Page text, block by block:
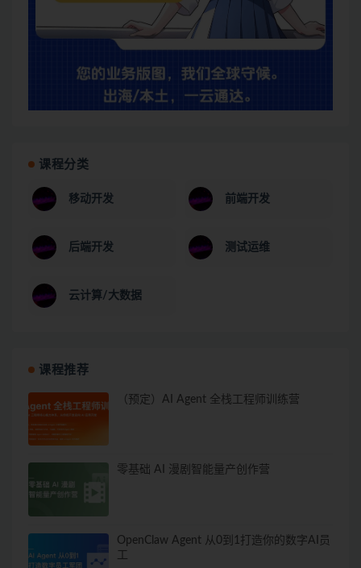
课程分类
移动开发 前端开发
后端开发 测试运维
云计算/大数据
课程推荐
（预定）AI Agent 全栈工程师训练营
零基础 AI 漫剧智能量产创作营
OpenClaw Agent 从0到1打造你的数字AI员